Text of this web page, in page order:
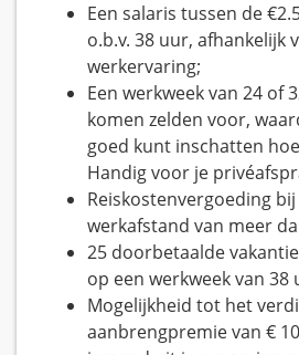
Een salaris tussen de
o.b.v. 38 uur, afhankelijk
werkervaring;
Een werkweek van 24 of
komen zelden voor,
goed kunt inschatten
Handig voor je
Reiskostenvergoeding
werkafstand van meer
25 doorbetaalde
op een werkweek van 38
Mogelijkheid tot het
aanbrengpremie van €